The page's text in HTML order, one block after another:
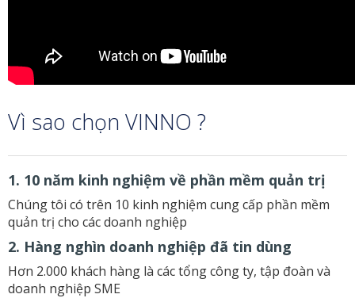
Vì sao chọn VINNO ?
1. 10 năm kinh nghiệm về phần mềm quản trị
Chúng tôi có trên 10 kinh nghiệm cung cấp phần mềm
quản trị cho các doanh nghiệp
2. Hàng nghìn doanh nghiệp đã tin dùng
Hơn 2.000 khách hàng là các tổng công ty, tập đoàn và
doanh nghiệp SME